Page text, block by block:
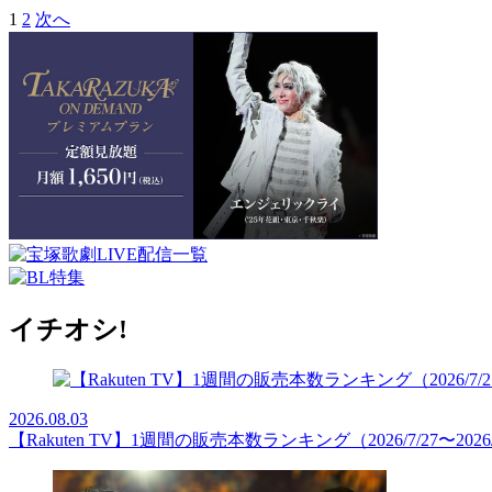
1 2 次へ
イチオシ!
2026.08.03
【Rakuten TV】1週間の販売本数ランキング（2026/7/27〜